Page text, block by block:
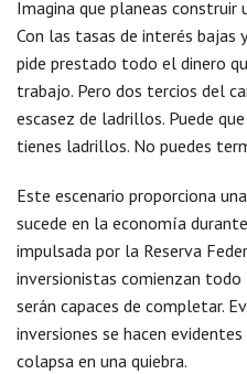
Imagina que planeas construir
Con las tasas de interés bajas
pide prestado todo el dinero
trabajo. Pero dos tercios del
escasez de ladrillos. Puede
tienes ladrillos. No puedes
Este escenario proporciona
sucede en la economía
impulsada por la Reserva
inversionistas comienzan
serán capaces de completar.
inversiones se hacen
colapsa en una quiebra.